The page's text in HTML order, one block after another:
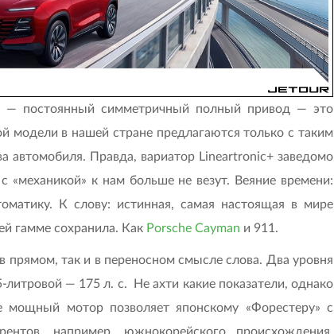
— постоянный симметричный полный привод — это
модели в нашей стране предлагаются только с таким
автомобиля. Правда, вариатор Lineartronic+ заведомо
к нам больше не везут. Веяние времени:
К слову: истинная, самая настоящая в мире
гамме сохранила. Как Porsche Cayman и 911.
прямом, так и в переносном смысле слова. Два уровня
— 175 л. с. Не ахти какие показатели, однако
мотор позволяет японскому «Форестеру» с
например, южнокорейского происхождения.